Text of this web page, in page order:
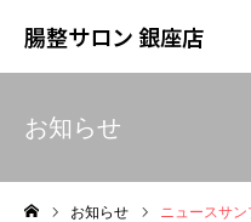
腸整サロン 銀座店
お知らせ
お知らせ ニュースサ